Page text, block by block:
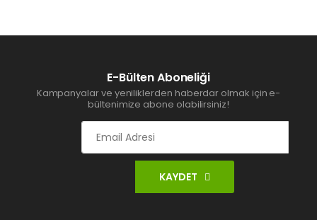
E-Bülten Aboneliği
Kampanyalar ve yeniliklerden haberdar olmak için e-
bültenimize abone olabilirsiniz!
KAYDET